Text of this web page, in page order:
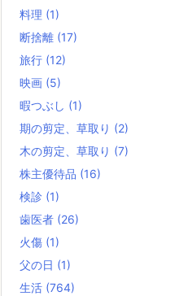
料理 (1)
断捨離 (17)
旅行 (12)
映画 (5)
暇つぶし (1)
期の剪定、草取り (2)
木の剪定、草取り (7)
株主優待品 (16)
検診 (1)
歯医者 (26)
火傷 (1)
父の日 (1)
生活 (764)